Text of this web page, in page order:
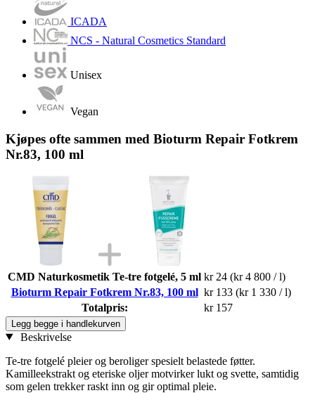
ICADA
NCS - Natural Cosmetics Standard
Unisex
Vegan
Kjøpes ofte sammen med Bioturm Repair Fotkrem
Nr.83, 100 ml
CMD Naturkosmetik Te-tre fotgelé, 5 ml kr 24 (kr 4 800 / l)
Bioturm Repair Fotkrem Nr.83, 100 ml kr 133 (kr 1 330 / l)
Totalpris:
kr 157
Legg begge i handlekurven
Beskrivelse
Te-tre fotgelé pleier og beroliger spesielt belastede føtter.
Kamilleekstrakt og eteriske oljer motvirker lukt og svette, samtidig
som gelen trekker raskt inn og gir optimal pleie.